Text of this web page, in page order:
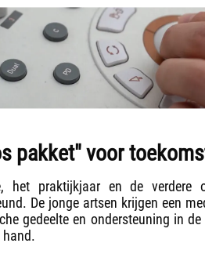
pakket" voor
het praktijkjaar en de verdere
De jonge artsen krijgen een
gedeelte en ondersteuning in
hand.